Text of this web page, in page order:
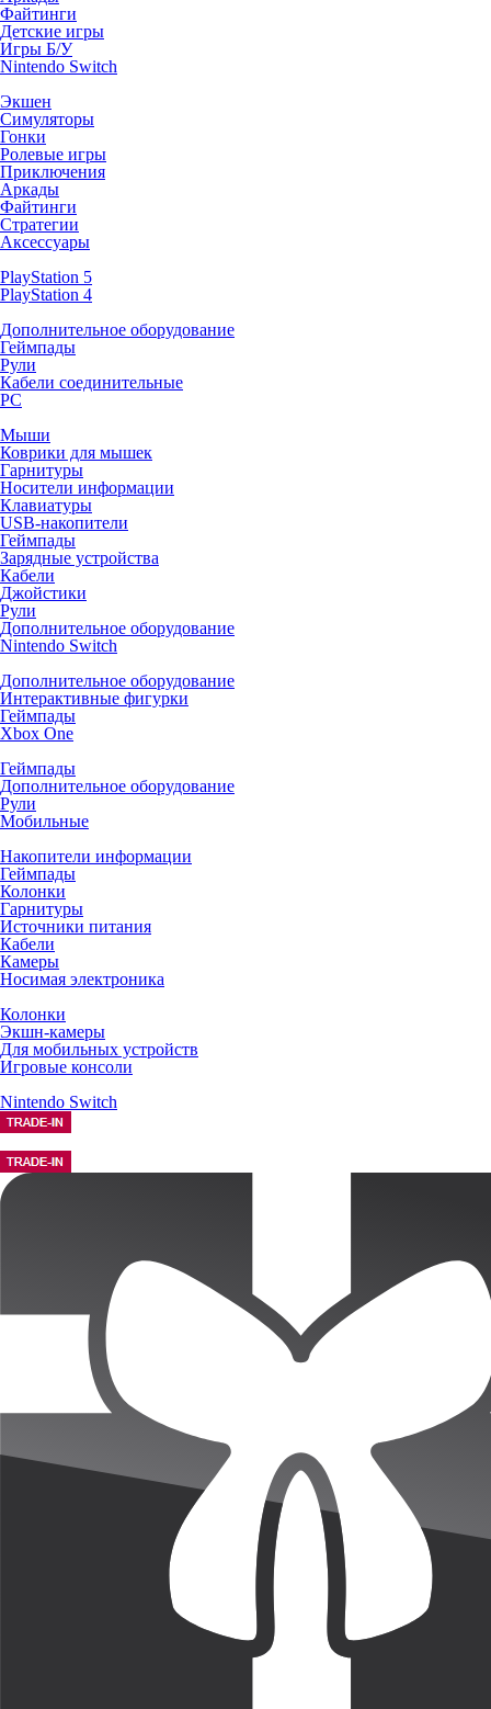
Файтинги
Детские игры
Игры Б/У
Nintendo Switch
Экшен
Симуляторы
Гонки
Ролевые игры
Приключения
Аркады
Файтинги
Стратегии
Аксессуары
PlayStation 5
PlayStation 4
Дополнительное оборудование
Геймпады
Рули
Кабели соединительные
PC
Мыши
Коврики для мышек
Гарнитуры
Носители информации
Клавиатуры
USB-накопители
Геймпады
Зарядные устройства
Кабели
Джойстики
Рули
Дополнительное оборудование
Nintendo Switch
Дополнительное оборудование
Интерактивные фигурки
Геймпады
Xbox One
Геймпады
Дополнительное оборудование
Рули
Мобильные
Накопители информации
Геймпады
Колонки
Гарнитуры
Источники питания
Кабели
Камеры
Носимая электроника
Колонки
Экшн-камеры
Для мобильных устройств
Игровые консоли
Nintendo Switch